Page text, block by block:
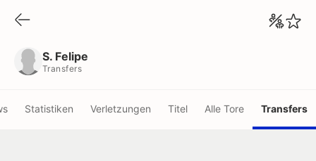
S. Felipe
Transfers
Statistiken Verletzungen Titel Alle Tore Transfers